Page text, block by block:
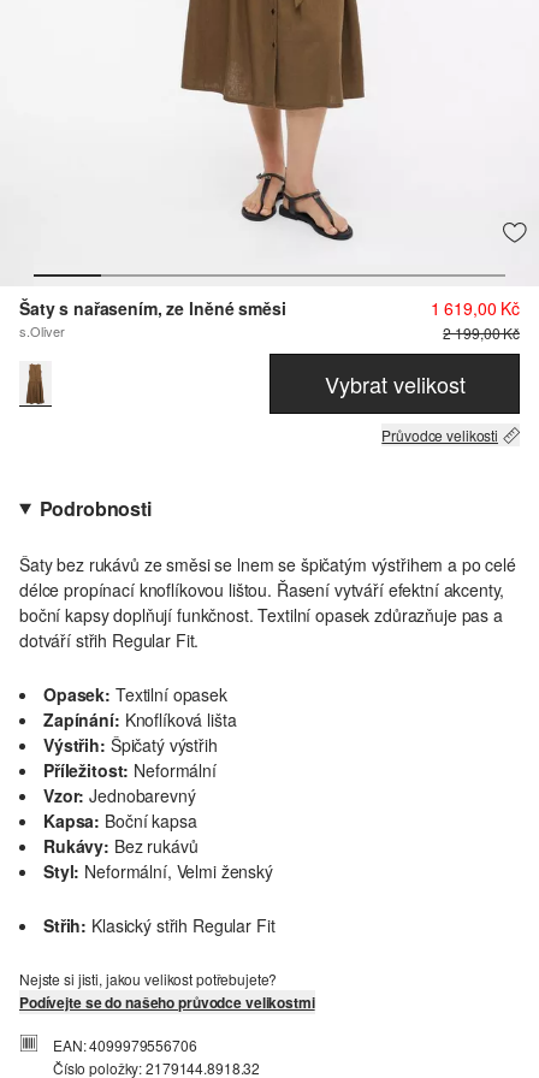
Šaty s nařasením, ze lněné směsi
s.Oliver
1 619,00 Kč
2 199,00 Kč
Vybrat velikost
Průvodce velikosti
Podrobnosti
Šaty bez rukávů ze směsi se lnem se špičatým výstřihem a po celé
délce propínací knoflíkovou lištou. Řasení vytváří efektní akcenty,
boční kapsy doplňují funkčnost. Textilní opasek zdůrazňuje pas a
dotváří střih Regular Fit.
Opasek: Textilní opasek
Zapínání: Knoflíková lišta
Výstřih: Špičatý výstřih
Příležitost: Neformální
Vzor: Jednobarevný
Kapsa: Boční kapsa
Rukávy: Bez rukávů
Styl: Neformální, Velmi ženský
Střih: Klasický střih Regular Fit
Nejste si jisti, jakou velikost potřebujete?
Podívejte se do našeho průvodce velikostmi
EAN: 4099979556706
Číslo položky: 2179144.8918.32